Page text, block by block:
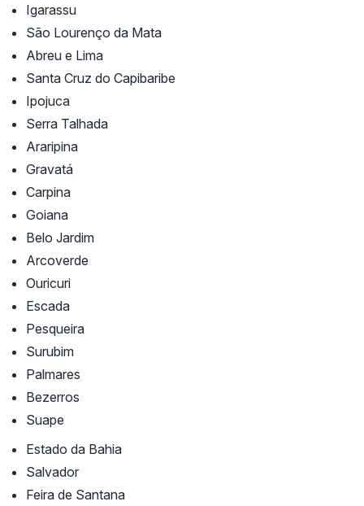
Igarassu
São Lourenço da Mata
Abreu e Lima
Santa Cruz do Capibaribe
Ipojuca
Serra Talhada
Araripina
Gravatá
Carpina
Goiana
Belo Jardim
Arcoverde
Ouricuri
Escada
Pesqueira
Surubim
Palmares
Bezerros
Suape
Estado da Bahia
Salvador
Feira de Santana